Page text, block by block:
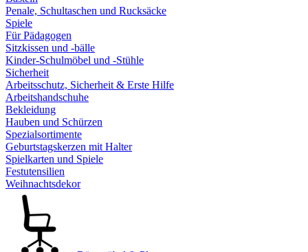
Penale, Schultaschen und Rucksäcke
Spiele
Für Pädagogen
Sitzkissen und -bälle
Kinder-Schulmöbel und -Stühle
Sicherheit
Arbeitsschutz, Sicherheit & Erste Hilfe
Arbeitshandschuhe
Bekleidung
Hauben und Schürzen
Spezialsortimente
Geburtstagskerzen mit Halter
Spielkarten und Spiele
Festutensilien
Weihnachtsdekor